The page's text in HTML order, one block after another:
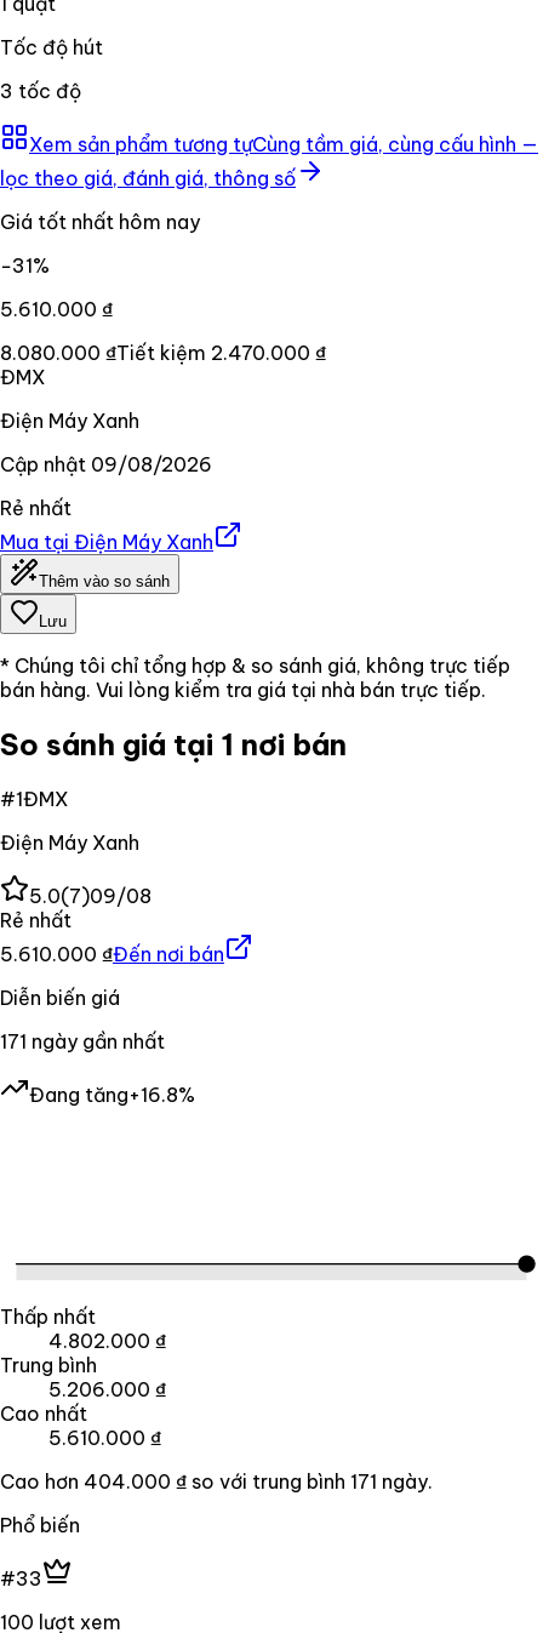
Tốc độ hút
3 tốc độ
Xem sản phẩm tương tựCùng tầm giá, cùng cấu hình —
lọc theo giá, đánh giá, thông số
Giá tốt nhất hôm nay
−31%
5.610.000 ₫
8.080.000 ₫Tiết kiệm 2.470.000 ₫
ĐMX
Điện Máy Xanh
Cập nhật 09/08/2026
Rẻ nhất
Mua tại Điện Máy Xanh
Thêm vào so sánh
Lưu
* Chúng tôi chỉ tổng hợp & so sánh giá, không trực tiếp
bán hàng. Vui lòng kiểm tra giá tại nhà bán trực tiếp.
So sánh giá tại 1 nơi bán
#1ĐMX
Điện Máy Xanh
5.0(7)09/08
Rẻ nhất
5.610.000 ₫Đến nơi bán
Diễn biến giá
171 ngày gần nhất
Đang tăng+16.8%
Thấp nhất
4.802.000 ₫
Trung bình
5.206.000 ₫
Cao nhất
5.610.000 ₫
Cao hơn 404.000 ₫ so với trung bình 171 ngày.
Phổ biến
#33
100 lượt xem